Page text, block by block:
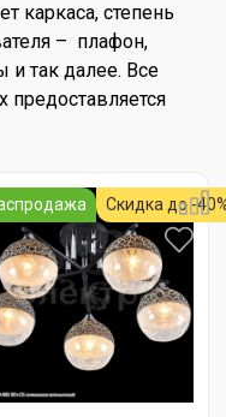
каркаса, степень
– плафон,
и так далее. Все
Скидка до -